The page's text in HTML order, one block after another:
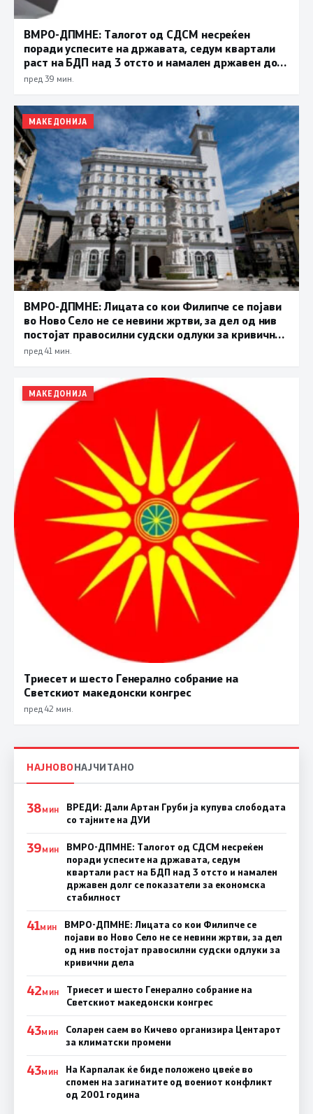
ВМРО-ДПМНЕ: Талогот од СДСМ несреќен
поради успесите на државата, седум квартали
раст на БДП над 3 отсто и намален државен долг
се показатели за економска стабилност
пред 39 мин.
МАКЕДОНИЈА
ВМРО-ДПМНЕ: Лицата со кои Филипче се појави
во Ново Село не се невини жртви, за дел од нив
постојат правосилни судски одлуки за кривични
дела
пред 41 мин.
МАКЕДОНИЈА
Триесет и шесто Генерално собрание на
Светскиот македонски конгрес
пред 42 мин.
НАЈНОВОНАЈЧИТАНО
38МИН
ВРЕДИ: Дали Артан Груби ја купува слободата
со тајните на ДУИ
39МИН
ВМРО-ДПМНЕ: Талогот од СДСМ несреќен
поради успесите на државата, седум
квартали раст на БДП над 3 отсто и намален
државен долг се показатели за економска
стабилност
41МИН
ВМРО-ДПМНЕ: Лицата со кои Филипче се
појави во Ново Село не се невини жртви, за дел
од нив постојат правосилни судски одлуки за
кривични дела
42МИН
Триесет и шесто Генерално собрание на
Светскиот македонски конгрес
43МИН
Соларен саем во Кичево организира Центарот
за климатски промени
43МИН
На Карпалак ќе биде положено цвеќе во
спомен на загинатите од воениот конфликт
од 2001 година